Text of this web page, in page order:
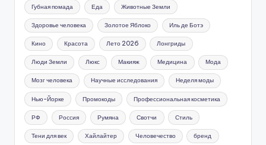
Губная помада Еда Животные Земли
Здоровье человека Золотое Яблоко Иль де Ботэ
Кино Красота Лето 2026 Лонгриды
Люди Земли Люкс Макияж Медицина Мода
Мозг человека Научные исследования Неделя моды
Нью-Йорке Промокоды Профессиональная косметика
РФ Россия Румяна Свотчи Стиль
Тени для век Хайлайтер Человечество бренд